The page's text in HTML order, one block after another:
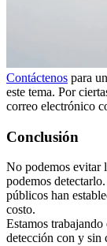
Contáctenos para
este tema. Por
correo electrónico
Conclusión
No podemos evitar
podemos
públicos han
costo.
Estamos
detección con y sin